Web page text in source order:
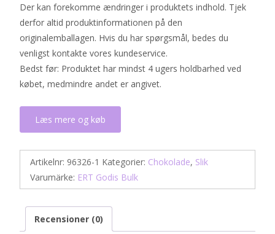
Der kan forekomme ændringer i produktets indhold. Tjek
derfor altid produktinformationen på den
originalemballagen. Hvis du har spørgsmål, bedes du
venligst kontakte vores kundeservice.
Bedst før: Produktet har mindst 4 ugers holdbarhed ved
købet, medmindre andet er angivet.
Læs mere og køb
Artikelnr: 96326-1 Kategorier: Chokolade, Slik
Varumärke: ERT Godis Bulk
Recensioner (0)